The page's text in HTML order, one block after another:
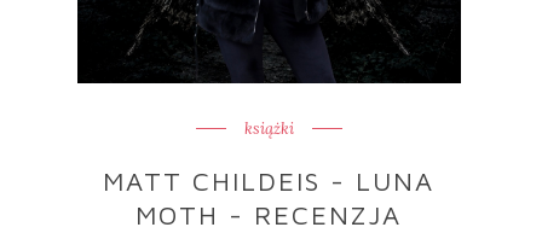
książki
MATT CHILDEIS - LUNA
MOTH - RECENZJA